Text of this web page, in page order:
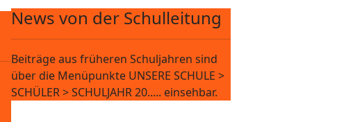
News von der Schulleitung
Beiträge aus früheren Schuljahren sind
über die Menüpunkte UNSERE SCHULE >
SCHÜLER > SCHULJAHR 20..... einsehbar.